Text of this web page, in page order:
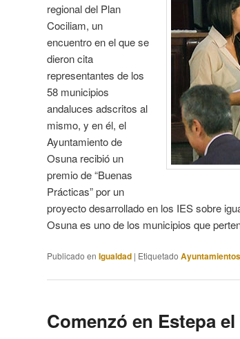
regional del Plan
Cociliam, un
encuentro en el que se
dieron cita
representantes de los
58 municipios
andaluces adscritos al
mismo, y en él, el
Ayuntamiento de
Osuna recibió un
premio de “Buenas
Prácticas” por un
proyecto desarrollado en los IES sobre
Osuna es uno de los municipios que
Publicado en Igualdad | Etiquetado Ayuntamientos
Comenzó en Estepa